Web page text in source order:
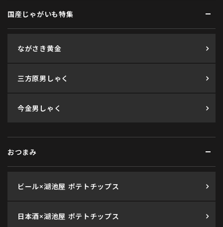
国産じゃがいも特集
ながさき黄金
三方原男しゃく
今金男しゃく
おつまみ
ビール×湖池屋 ポテトチップス
日本酒×湖池屋 ポテトチップス